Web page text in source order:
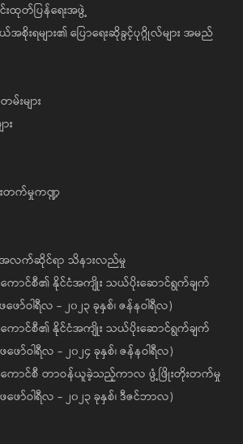
ထုတ်ပြန်ရေးအဖွဲ့
စိုးရများ၏ ပြောရေးဆိုခွင့်ပုဂ္ဂိုလ်များ အမည်
းများ
း
းတက်မှုကဏ္ဍ
လက်ဆိုင်ရာ သိနားလည်မှု
ကောင်စီ၏ နိုင်ငံအကျိုး သယ်ပိုးဆောင်ရွက်ချက်
ော်ဝါရီလ - ၂၀၂၃ ခုနှစ်၊ ဇန်နဝါရီလ)
ကောင်စီ၏ နိုင်ငံအကျိုး သယ်ပိုးဆောင်ရွက်ချက်
ော်ဝါရီလ - ၂၀၂၄ ခုနှစ်၊ ဇန်နဝါရီလ)
းကောင်စီ တာဝန်ယူခဲ့သည့်ကာလ ဖွံ့ဖြိုးတိုးတက်မှု
ဖော်ဝါရီလ - ၂၀၂၃ ခုနှစ်၊ ဒီဇင်ဘာလ)